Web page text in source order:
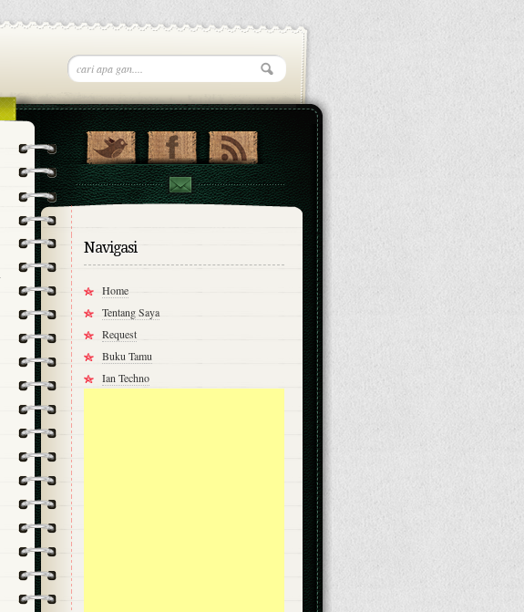
Navigasi
Home
Tentang Saya
Request
Buku Tamu
Ian Techno